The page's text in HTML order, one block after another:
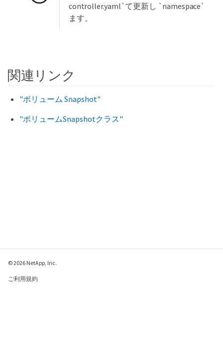
controller.yaml`て更新し `namespace`
ます。
関連リンク
"ボリューム Snapshot"
"ボリュームSnapshotクラス"
© 2026 NetApp, Inc.
ご利用規約